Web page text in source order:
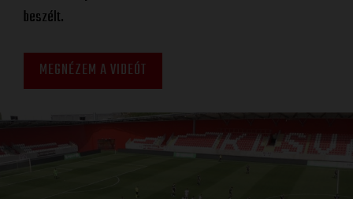
beszélt.
MEGNÉZEM A VIDEÓT